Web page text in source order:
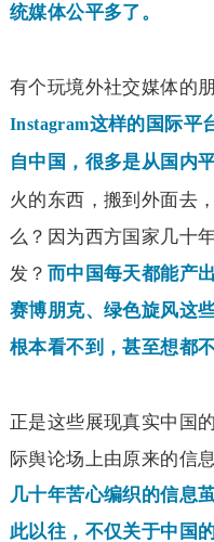
统媒体公平多了。
有个玩境外社交媒体的
Instagram这样的国际平
自中国，很多是从国内
火的东西，搬到外面去
么？因为西方国家几十
发？ 而中国每天都能产
赛博朋克、绿色旋风这
根本看不到，甚至想都不
正是这些展现真实中国
际舆论场上由原来的信
几十年苦心编织的信息
此以往，不仅关于中国